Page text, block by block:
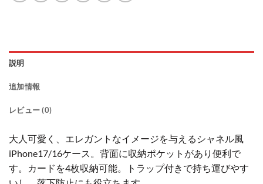
説明
追加情報
レビュー (0)
大人可愛く、エレガントなイメージを与えるシャネル風
iPhone17/16ケース。背面に収納ポケットがあり便利で
す。カードを4枚収納可能。トラップ付きで持ち運びやす